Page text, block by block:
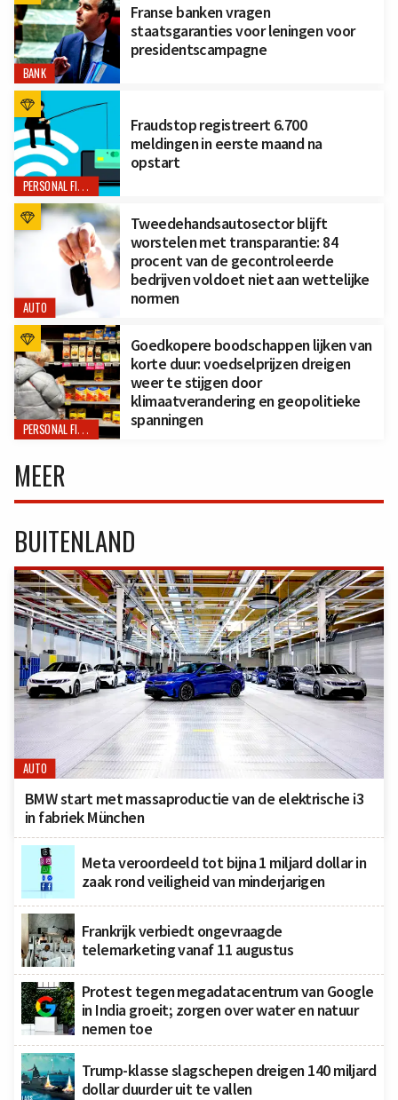
BANK
Franse banken vragen
staatsgaranties voor leningen voor
presidentscampagne
PERSONAL FINANCE
Fraudstop registreert 6.700
meldingen in eerste maand na
opstart
AUTO
Tweedehandsautosector blijft
worstelen met transparantie: 84
procent van de gecontroleerde
bedrijven voldoet niet aan wettelijke
normen
PERSONAL FINANCE
Goedkopere boodschappen lijken van
korte duur: voedselprijzen dreigen
weer te stijgen door
klimaatverandering en geopolitieke
spanningen
MEER
BUITENLAND
AUTO
BMW start met massaproductie van de elektrische i3
in fabriek München
Meta veroordeeld tot bijna 1 miljard dollar in
zaak rond veiligheid van minderjarigen
Frankrijk verbiedt ongevraagde
telemarketing vanaf 11 augustus
Protest tegen megadatacentrum van Google
in India groeit; zorgen over water en natuur
nemen toe
Trump-klasse slagschepen dreigen 140 miljard
dollar duurder uit te vallen